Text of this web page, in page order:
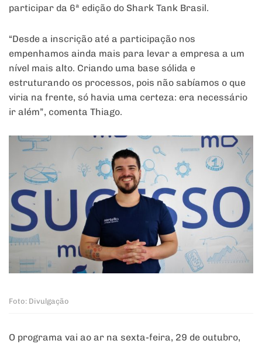
participar da 6ª edição do Shark Tank Brasil.
“Desde a inscrição até a participação nos
empenhamos ainda mais para levar a empresa a um
nível mais alto. Criando uma base sólida e
estruturando os processos, pois não sabíamos o que
viria na frente, só havia uma certeza: era necessário
ir além”, comenta Thiago.
Foto: Divulgação
O programa vai ao ar na sexta-feira, 29 de outubro,